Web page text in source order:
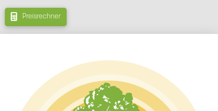
Preisrechner